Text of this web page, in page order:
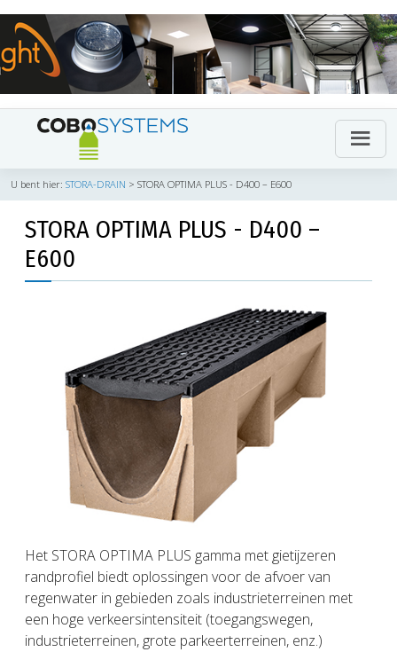
U bent hier: STORA-DRAIN > STORA OPTIMA PLUS - D400 – E600
STORA OPTIMA PLUS - D400 –
E600
Het STORA OPTIMA PLUS gamma met gietijzeren
randprofiel biedt oplossingen voor de afvoer van
regenwater in gebieden zoals industrieterreinen met
een hoge verkeersintensiteit (toegangswegen,
industrieterreinen, grote parkeerterreinen, enz.)